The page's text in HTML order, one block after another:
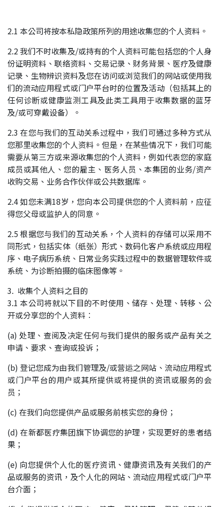
2.1 本公司将按本私隐政策所列的用途收集您的个人资料。
2.2 我们不时收集及/或持有的个人资料可能包括您的个人身
份证明资料、联络资料、交易记录、财务背景、医疗及健康
记录、生物辨识资料及您在访问或浏览我们的网站或使用我
们的流动应用程式或门户平台时的位置及活动（包括其上的
任何诊断或健康监测工具及此类工具用于收集数据的蓝牙
及/或可穿戴设备）。
2.3 在您与我们的互动关系过程中，我们可通过多种方式从
您那里收集您的个人资料。但是，在某些情况下，我们可能
需要从第三方或来源收集您的个人资料，例如代表您的家庭
成员或其他人、您的雇主、医务人员、本集团的业务/资产
收购交易、业务合作伙伴或公共数据库。
2.4 如您未满18岁，您向本公司提供您的个人资料前，应征
得您父母或监护人的同意。
2.5 根据您与我们的互动关系，个人资料的存储可以采用不
同形式，包括实体（纸张）形式、数码化客户系统或应用程
序、电子病历系统、日常业务实践过程中的数据管理软件或
系统、为诊断拍摄的临床图像等。
3. 收集个人资料之目的
3.1 本公司将就以下目的不时使用、储存、处理、转移、公
开或分享您的个人资料︰
(a) 处理、查阅及决定任何与我们提供的服务或产品有关之
申请、要求、查询或投诉；
(b) 登记您成为由我们管理及/或营运之网站、流动应用程式
或门户平台的用户或其所提供或将提供的资讯或服务的会
员；
(c) 在我们向您提供产品或服务前核实您的身份；
(d) 在新都医疗集团旗下协调您的护理，实现更好的患者结
果；
(e) 向您提供个人化的医疗资讯、健康资讯及有关我们的产
品或服务的资讯，及个人化的网站、流动应用程式或门户平
台介面；